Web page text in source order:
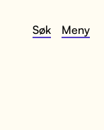
Søk Meny